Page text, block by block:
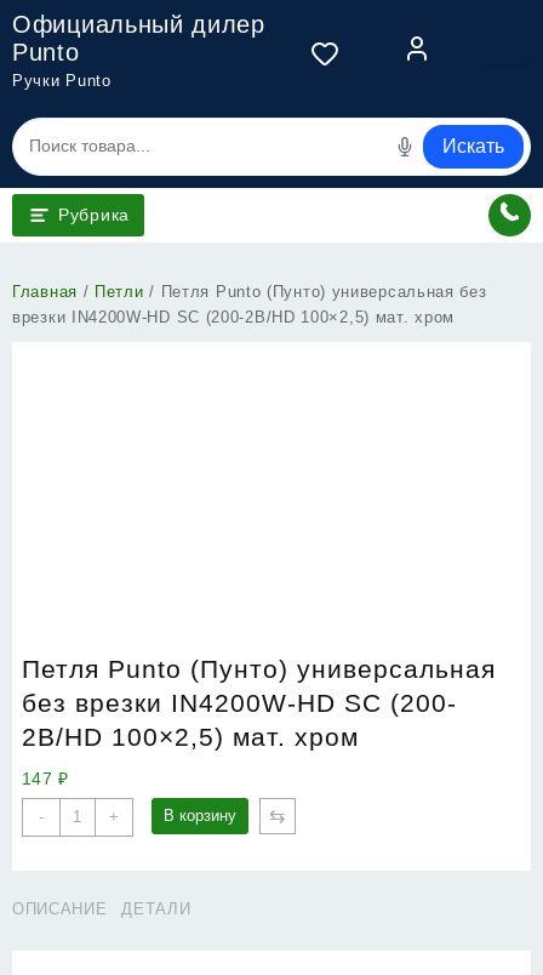
Перейти
содержимому
Официальный дилер
Punto
Ручки Punto
Искать
Рубрика
Главная / Петли / Петля Punto (Пунто) универсальная без
врезки IN4200W-HD SC (200-2B/HD 100×2,5) мат. хром
Петля Punto (Пунто) универсальная
без врезки IN4200W-HD SC (200-
2B/HD 100×2,5) мат. хром
147₽
-
Количество
товара
(Пунто)
+ В корзину ⇆
ОПИСАНИЕ ДЕТАЛИ